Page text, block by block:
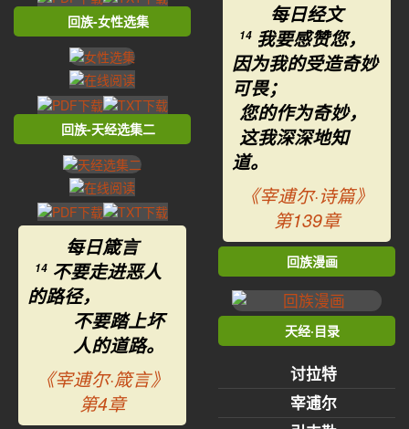
回族-女性选集
回族-天经选集二
每日箴言
14 不要走进恶人
的路径，
不要踏上坏
人的道路。
《宰逋尔·箴言》
第4章
每日经文
14 我要感赞您，
因为我的受造奇妙
可畏；
您的作为奇妙，
这我深深地知
道。
《宰逋尔·诗篇》
第139章
回族漫画
天经·目录
讨拉特
宰逋尔